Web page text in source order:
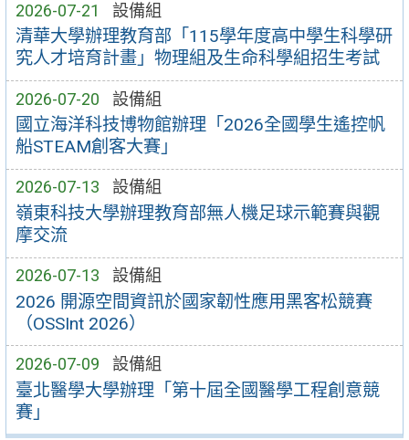
2026-07-21 設備組
清華大學辦理教育部「115學年度高中學生科學研
究人才培育計畫」物理組及生命科學組招生考試
2026-07-20 設備組
國立海洋科技博物館辦理「2026全國學生遙控帆
船STEAM創客大賽」
2026-07-13 設備組
嶺東科技大學辦理教育部無人機足球示範賽與觀
摩交流
2026-07-13 設備組
2026 開源空間資訊於國家韌性應用黑客松競賽
（OSSInt 2026）
2026-07-09 設備組
臺北醫學大學辦理「第十屆全國醫學工程創意競
賽」